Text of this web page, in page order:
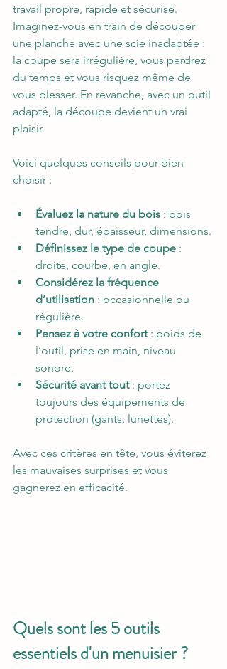
travail propre, rapide et sécurisé.
Imaginez-vous en train de découper
une planche avec une scie inadaptée :
la coupe sera irrégulière, vous perdrez
du temps et vous risquez même de
vous blesser. En revanche, avec un outil
adapté, la découpe devient un vrai
plaisir.
Voici quelques conseils pour bien
choisir :
Évaluez la nature du bois : bois
tendre, dur, épaisseur, dimensions.
Définissez le type de coupe :
droite, courbe, en angle.
Considérez la fréquence
d’utilisation : occasionnelle ou
régulière.
Pensez à votre confort : poids de
l’outil, prise en main, niveau
sonore.
Sécurité avant tout : portez
toujours des équipements de
protection (gants, lunettes).
Avec ces critères en tête, vous éviterez
les mauvaises surprises et vous
gagnerez en efficacité.
Quels sont les 5 outils
essentiels d'un menuisier ?